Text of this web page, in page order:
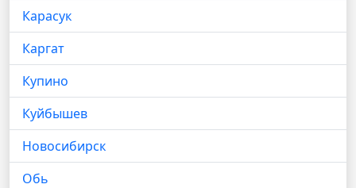
Карасук
Каргат
Купино
Куйбышев
Новосибирск
Обь